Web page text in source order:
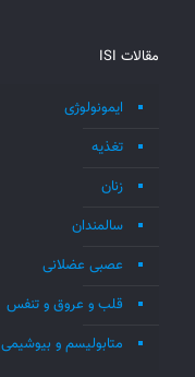
مقالات ISI
ایمونولوژی
تغذیه
زنان
سالمندان
عصبی عضلانی
قلب و عروق و تنفس
متابولیسم و بیوشیمی